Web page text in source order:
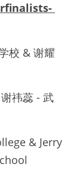
校 & 谢耀
祎蕊 - 武
& Jerry